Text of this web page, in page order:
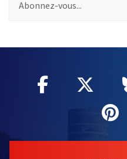
Facebook
, Ouvre ,
,